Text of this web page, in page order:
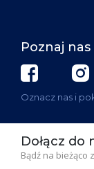
Poznaj nas
Oznacz nas i
Dołącz do
Bądź na bieżąco